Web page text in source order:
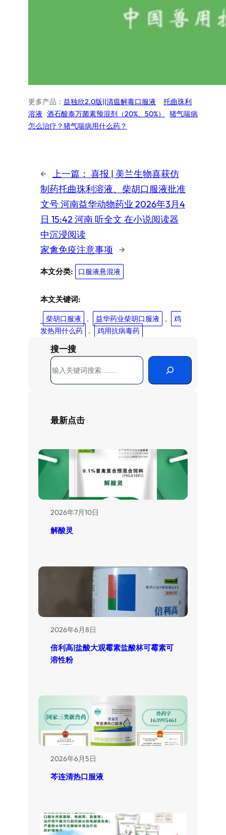
更多产品： 益独欣2.0版||清瘟解毒口服液
托曲珠利
溶液 酒石酸泰万菌素预混剂（20%、50%）
猪气喘病
怎么治疗？猪气喘病用什么药？
← 上一篇： 喜报 | 美兰生物喜获仿
制药托曲珠利溶液、柴胡口服液批准
文号 河南益华动物药业 2026年3月4
日 15:42 河南 听全文 在小说阅读器
中沉浸阅读
家禽免疫注意事项 →
本文分类: 口服液悬混液
本文关键词:
柴胡口服液 , 益华药业柴胡口服液 ,
鸡
发热用什么药
, 鸡用抗病毒药
搜一搜
搜
索
最新点击
2026年7月10日
解酸灵
2026年6月8日
倍利高|盐酸大观霉素盐酸林可霉素可
溶性粉
2026年6月5日
芩连清热口服液